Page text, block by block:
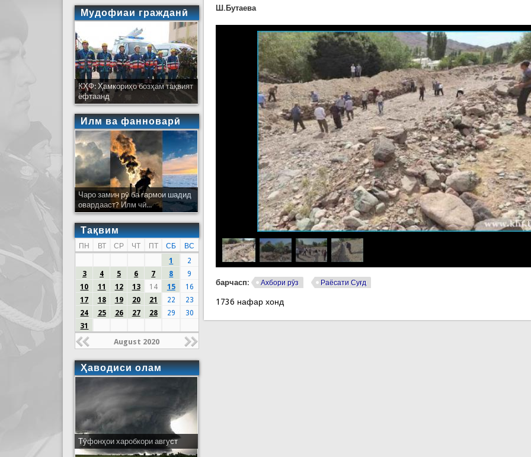
Ш.Бутаева
барчасп: Ахбори рӯз Раёсати Суғд
1736 нафар хонд
Мудофиаи гражданӣ
КҲФ: Ҳамкориҳо бозҳам тақвият
ёфтаанд
Илм ва фанноварӣ
Чаро замин рӯ ба гармои шадид
овардааст? Илм чӣ...
Тақвим
ПН ВТ СР ЧТ ПТ СБ
ВС
1
2
3
4 5 6 7 8
9
10
11 12 13 14 15
16
17
18 19 20 21 22
23
24
25 26 27 28 29
30
31
August 2020
Ҳаводиси олам
Тӯфонҳои харобкори август